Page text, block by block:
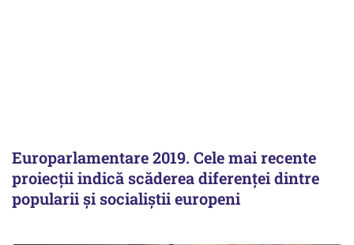
Europarlamentare 2019. Cele mai recente
proiecţii indică scăderea diferenţei dintre
popularii şi socialiştii europeni